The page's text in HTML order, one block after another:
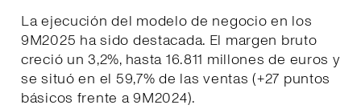
La ejecución del modelo de negocio en los
9M2025 ha sido destacada. El margen bruto
creció un 3,2%, hasta 16.811 millones de euros y
se situó en el 59,7% de las ventas (+27 puntos
básicos frente a 9M2024).